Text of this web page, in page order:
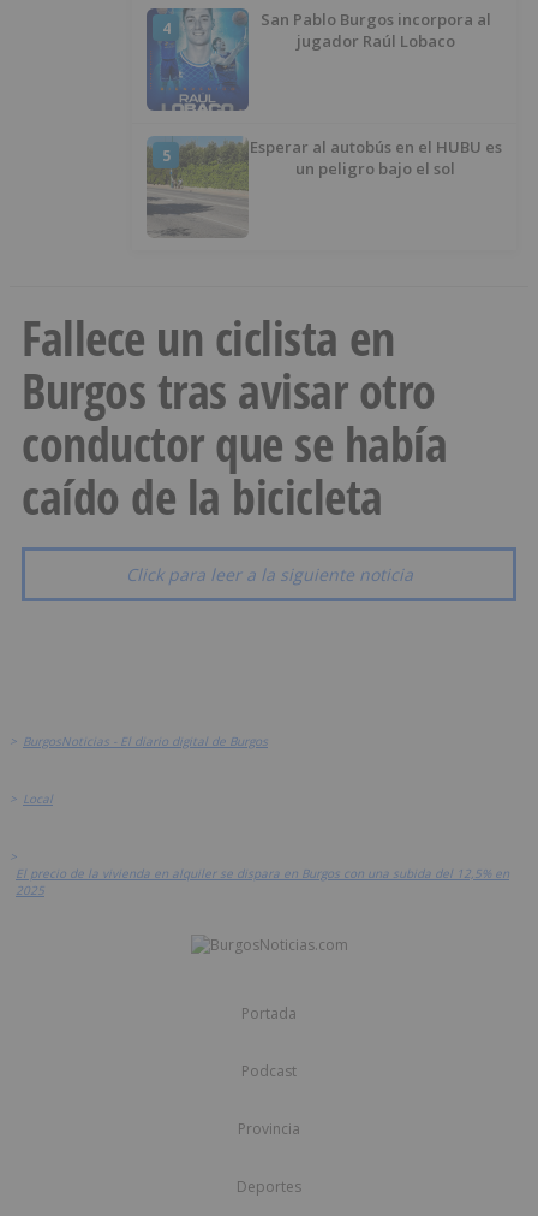
4
San Pablo Burgos incorpora al
jugador Raúl Lobaco
5
Esperar al autobús en el HUBU es
un peligro bajo el sol
Fallece un ciclista en
Burgos tras avisar otro
conductor que se había
caído de la bicicleta
Click para leer a la siguiente noticia
> BurgosNoticias - El diario digital de Burgos
> Local
>
El precio de la vivienda en alquiler se dispara en Burgos con una subida del 12,5% en
2025
Portada
Podcast
Provincia
Deportes